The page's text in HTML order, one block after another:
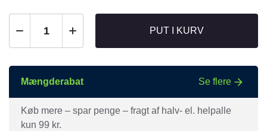
PUT I KURV
Mængderabat Se flere
Køb mere – spar penge – fragt af halv- el. helpalle
kun 99 kr.